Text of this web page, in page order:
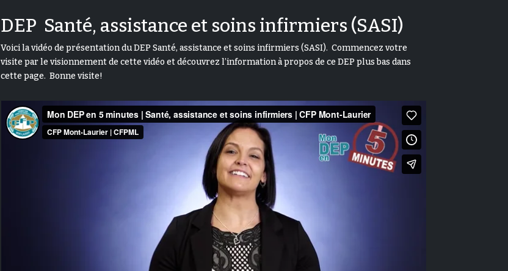
DEP Santé, assistance et soins infirmiers (SASI)
Voici la vidéo de présentation du DEP Santé, assistance et soins infirmiers (SASI). Commencez votre
visite par le visionnement de cette vidéo et découvrez l’information à propos de ce DEP plus bas dans
cette page. Bonne visite!